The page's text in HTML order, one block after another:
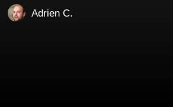
Adrien C.